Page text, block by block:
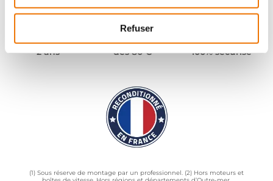
Refuser
Pièces garanties
2 ans
Port offert
dès 80 €
Paiement
100% sécurisé
(1) Sous réserve de montage par un professionnel. (2) Hors moteurs et